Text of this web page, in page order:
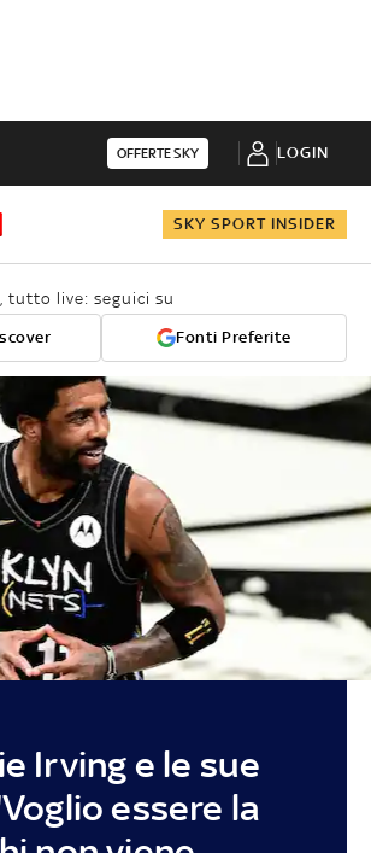
OFFERTE SKY LOGIN
SKY SPORT INSIDER
tutto live: seguici su
Fonti Preferite
Irving e le sue
essere la